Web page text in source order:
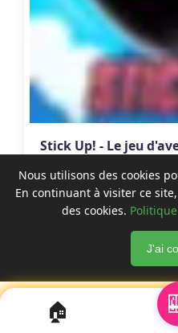
Stick Up! - Le jeu
🏠
Nous utilisons des cookies
En continuant à visiter ce
des cookies.
J'ai